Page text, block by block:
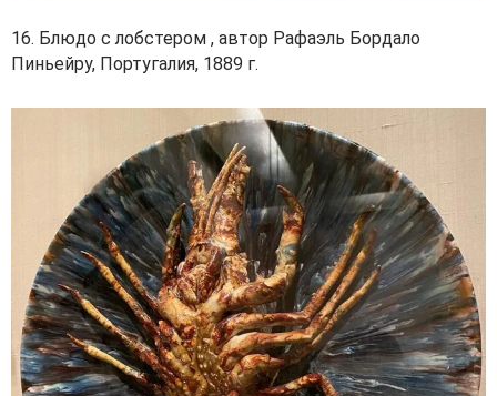
16. Блюдо с лобстером , автор Рафаэль Бордало
Пиньейру, Португалия, 1889 г.